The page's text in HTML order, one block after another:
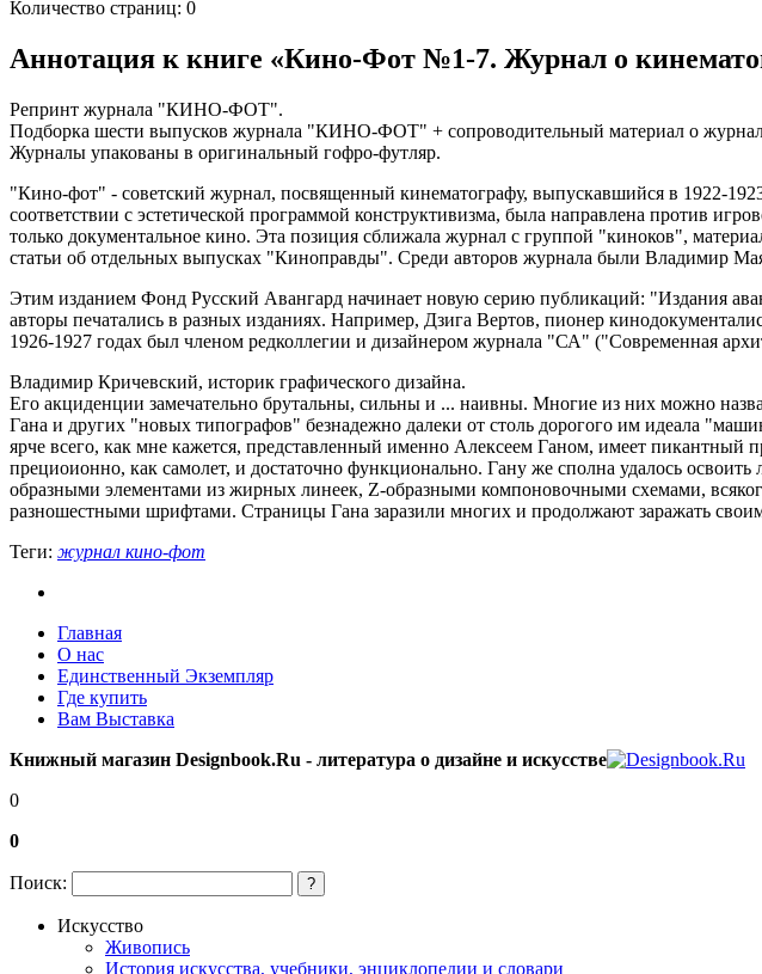
Количество страниц: 0
Аннотация к книге «Кино-Фот №1-7. Журнал о
Репринт журнала "КИНО-ФОТ".
Подборка шести выпусков журнала "КИНО-ФОТ" + сопроводительный материал о
Журналы упакованы в оригинальный гофро-футляр.
"Кино-фот" - советский журнал, посвященный кинематографу, выпускавшийся в 1922-
соответствии с эстетической программой конструктивизма, была направлена против
только документальное кино. Эта позиция сближала журнал с группой "киноков",
статьи об отдельных выпусках "Киноправды". Среди авторов журнала были Владимир
Этим изданием Фонд Русский Авангард начинает новую серию публикаций: "Издания
авторы печатались в разных изданиях. Например, Дзига Вертов, пионер
1926-1927 годах был членом редколлегии и дизайнером журнала "СА" ("Современная
Владимир Кричевский, историк графического дизайна.
Его акциденции замечательно брутальны, сильны и ... наивны. Многие из них можно
Гана и других "новых типографов" безнадежно далеки от столь дорогого им идеала
ярче всего, как мне кажется, представленный именно Алексеем Ганом, имеет пикантный
прециоионно, как самолет, и достаточно функционально. Гану же сполна удалось
образными элементами из жирных линеек, Z-образными компоновочными схемами,
разношестными шрифтами. Страницы Гана заразили многих и продолжают заражать
Теги: журнал кино-фот
Главная
О нас
Единственный Экземпляр
Где купить
Вам Выставка
Книжный магазин Designbook.Ru - литература о дизайне и искусстве
0
0
Поиск: ?
Искусство
Живопись
История искусства, учебники, энциклопедии и словари